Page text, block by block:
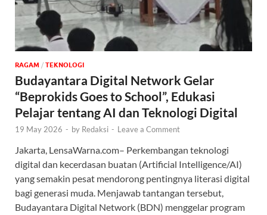
‎RAGAM / TEKNOLOGI
Budayantara Digital Network Gelar
“Beprokids Goes to School”, Edukasi
Pelajar tentang AI dan Teknologi Digital
19 May 2026 - by Redaksi - Leave a Comment
Jakarta, LensaWarna.com– Perkembangan teknologi
digital dan kecerdasan buatan (Artificial Intelligence/AI)
yang semakin pesat mendorong pentingnya literasi digital
bagi generasi muda. Menjawab tantangan tersebut,
Budayantara Digital Network (BDN) menggelar program